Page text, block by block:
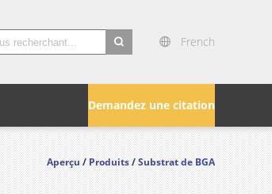
French
Demandez une citation
Aperçu/Produits/Substrat de BGA